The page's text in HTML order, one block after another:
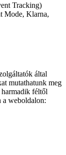
Tracking)
Mode, Klarna,
által
mutathatunk meg
féltől
a weboldalon: